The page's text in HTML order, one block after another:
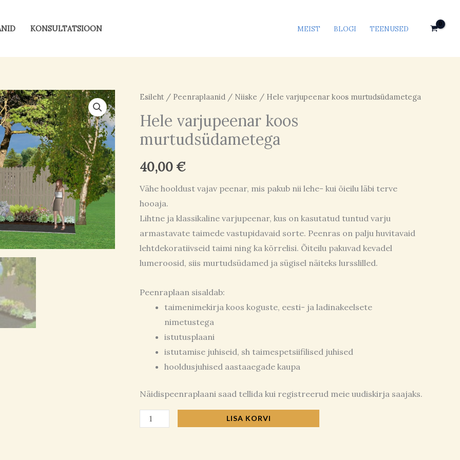
KONSULTATSIOON MEIST BLOGI TEENUSED
Esileht / Peenraplaanid / Niiske / Hele varjupeenar koos murtudsüdametega
Hele varjupeenar koos
murtudsüdametega
40,00€
Vähe hooldust vajav peenar, mis pakub nii lehe- kui õieilu läbi terve
hooaja.
Lihtne ja klassikaline varjupeenar, kus on kasutatud tuntud varju
armastavate taimede vastupidavaid sorte. Peenras on palju huvitavaid
lehtdekoratiivseid taimi ning ka kõrrelisi. Õiteilu pakuvad kevadel
lumeroosid, siis murtudsüdamed ja sügisel näiteks lursslilled.
Peenraplaan sisaldab:
taimenimekirja koos koguste, eesti- ja ladinakeelsete
nimetustega
istutusplaani
istutamise juhiseid, sh taimespetsiifilised juhised
hooldusjuhised aastaaegade kaupa
Näidispeenraplaani saad tellida kui registreerud meie uudiskirja saajaks.
Hele
koos
murtudsüdametega
LISA KORVI